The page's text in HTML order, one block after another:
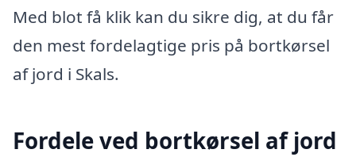
Med blot få klik kan du sikre dig, at du får
den mest fordelagtige pris på bortkørsel
af jord i Skals.
Fordele ved bortkørsel af jord